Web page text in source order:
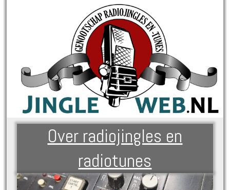
Over radiojingles en
radiotunes